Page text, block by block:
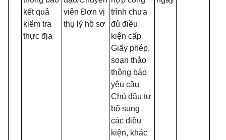
kết quả
kiểm tra
thực địa
viên Đơn vị
thụ lý hồ sơ
trình chưa
đủ điều
kiện cấp
Giấy phép,
soạn thảo
thông báo
yêu cầu
Chủ đầu tư
bổ sung
các điều
kiện, khác